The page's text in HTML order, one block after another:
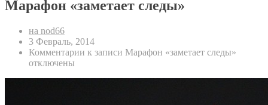
Марафон «заметает следы»
на nod66
3 Февраль, 2014
Комментарии к записи Марафон «заметает следы»
отключены